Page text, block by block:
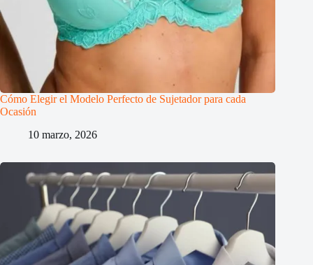
Cómo Elegir el Modelo Perfecto de Sujetador para cada
Ocasión
10 marzo, 2026